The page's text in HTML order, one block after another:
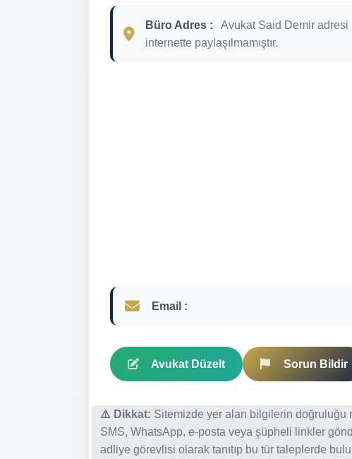
Büro Adres :
Avukat Said Demir adresi
internette paylaşılmamıştır.
Email :
Avukat Düzelt Sorun Bildir
⚠️ Dikkat: Sitemizde yer alan bilgilerin doğruluğu
SMS, WhatsApp, e-posta veya şüpheli linkler
adliye görevlisi olarak tanıtıp bu tür taleplerde